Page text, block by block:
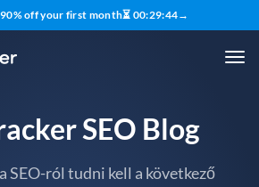
90% off your first month⏳ 00:29:43→
SEO Blog
SEO-ról tudni kell a következő